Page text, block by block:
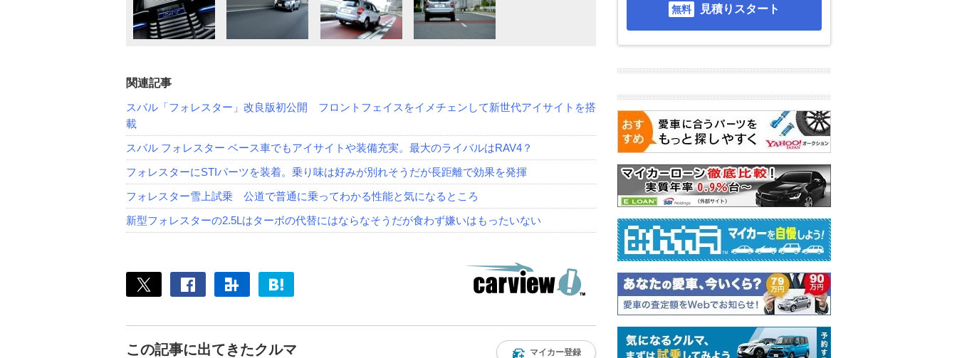
関連記事
スバル「フォレスター」改良版初公開 フロントフェイスをイメチェンして新世代アイサイトを搭
載
スバル フォレスター ベース車でもアイサイトや装備充実。最大のライバルはRAV4？
フォレスターにSTIパーツを装着。乗り味は好みが別れそうだが長距離で効果を発揮
フォレスター雪上試乗 公道で普通に乗ってわかる性能と気になるところ
新型フォレスターの2.5Lはターボの代替にはならなそうだが食わず嫌いはもったいない
この記事に出てきたクルマ マイカー登録
見積りスタート